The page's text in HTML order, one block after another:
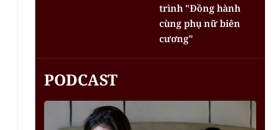
trình "Đồng hành
cùng phụ nữ biên
cương"
PODCAST